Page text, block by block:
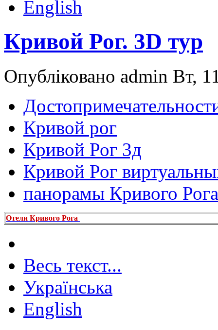
English
Кривой Рог. 3D тур
Опубліковано admin Вт,
Кривой рог
Кривой Рог 3д
Кривой Рог
панорамы Кривого Рога
Отели Кривого Рога
Весь текст...
Українська
English